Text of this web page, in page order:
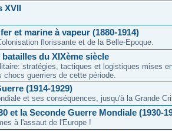
XVII
et marine à vapeur (1880-1914)
florissante et de la Belle-Epoque.
du XIXème siècle
stratégies, tactiques et logistiques mises
chocs guerriers de cette période.
(1914-1929)
et ses conséquences, jusqu'à la Grande
et la Seconde Guerre Mondiale (1930-
à l'assaut de l'Europe !